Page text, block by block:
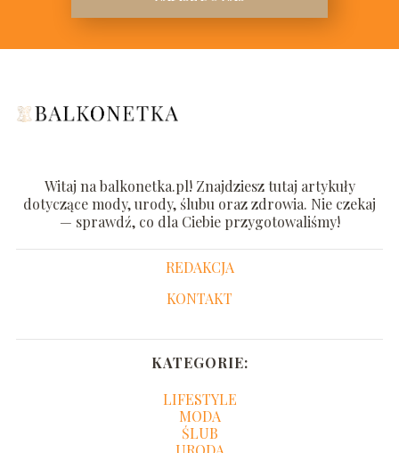
Witaj na balkonetka.pl! Znajdziesz tutaj artykuły
dotyczące mody, urody, ślubu oraz zdrowia. Nie czekaj
— sprawdź, co dla Ciebie przygotowaliśmy!
REDAKCJA
KONTAKT
KATEGORIE:
LIFESTYLE
MODA
ŚLUB